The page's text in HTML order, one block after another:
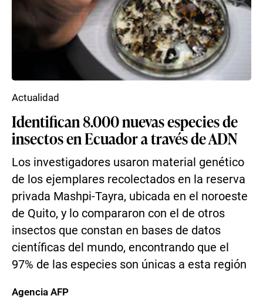
Identifican 8.000 nuevas especies de
insectos en Ecuador a través de ADN
Los investigadores usaron material genético
de los ejemplares recolectados en la reserva
privada Mashpi-Tayra, ubicada en el noroeste
de Quito, y lo compararon con el de otros
insectos que constan en bases de datos
científicas del mundo, encontrando que el
97% de las especies son únicas a esta región
Actualidad
Agencia AFP